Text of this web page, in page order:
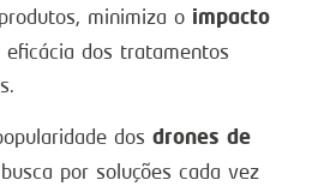
minimiza o impacto
dos tratamentos
dos drones de
por soluções cada vez